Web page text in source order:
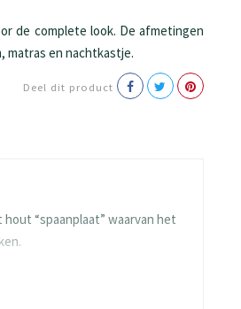
de complete look. De afmetingen
matras en nachtkastje.
Deel dit product
“spaanplaat” waarvan het
Gelukkig heeft BEUK al veel